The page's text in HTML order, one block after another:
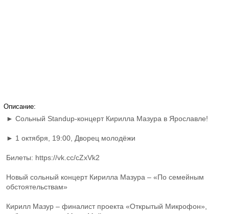
Описание:
► Сольный Standup-концерт Кирилла Мазура в Ярославле!
► 1 октября, 19:00, Дворец молодёжи
Билеты: https://vk.cc/cZxVk2
Новый сольный концерт Кирилла Мазура – «По семейным
обстоятельствам»
Кирилл Мазур – финалист проекта «Открытый Микрофон»,